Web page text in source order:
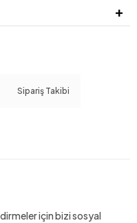
Sipariş Takibi
için bizi sosyal